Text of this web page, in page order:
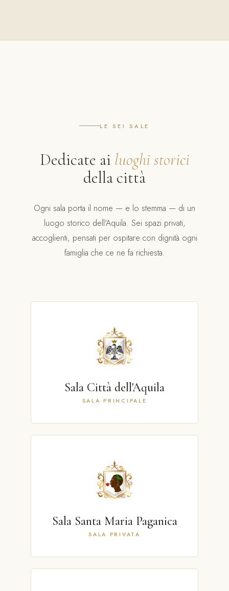
LE SEI SALE
Dedicate ai luoghi storici
della città
Ogni sala porta il nome — e lo stemma — di un
luogo storico dell'Aquila. Sei spazi privati,
accoglienti, pensati per ospitare con dignità ogni
famiglia che ce ne fa richiesta.
Sala Città dell'Aquila
SALA PRINCIPALE
Sala Santa Maria Paganica
SALA PRIVATA